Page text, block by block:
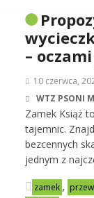
–
10 czerwca,
WTZ PSONI
Zamek Książ
tajemnic.
bezcennych
jednym z
zamek ,